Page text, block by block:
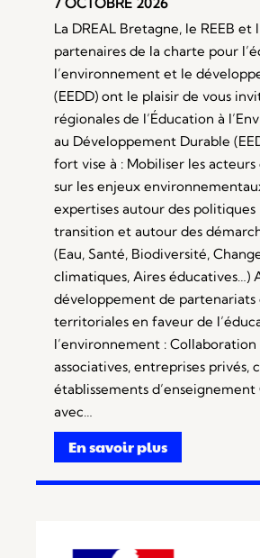
La DREAL Bretagne, le REEB et
partenaires de la charte pour
l’environnement et le
(EEDD) ont le plaisir de vous
régionales de l’Éducation à
au Développement Durable
fort vise à : Mobiliser les acteurs
sur les enjeux
expertises autour des politiques
transition et autour des
(Eau, Santé, Biodiversité,
climatiques, Aires éducatives…)
développement de partenariats
territoriales en faveur de
l’environnement :
associatives, entreprises privés,
établissements
avec…
En savoir plus